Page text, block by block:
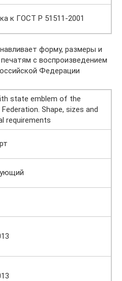
к ГОСТ Р 51511-2001
форму, размеры и
с воспроизведением
Федерации
state emblem of the
Federation. Shape, sizes and
requirements